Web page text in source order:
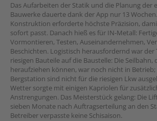
Das Aufarbeiten der Statik und die Planung der
Bauwerke dauerte dank der App nur 13
Konstruktion erforderte höchste Präzision,
sofort passt. Danach hieß es für IN-Metall:
Vormontieren, Testen, Auseinandernehmen,
Beschichten. Logistisch herausfordernd war
riesigen Bauteile auf die Baustelle: Die Seilbahn,
heraufziehen können, war noch nicht in Betrieb;
Bergstation sind nicht für die riesigen Lkw
Wetter sorgte mit einigen Kapriolen für
Anstrengungen. Das Meisterstück gelang: Die
sieben Monate nach Auftragserteilung an den
Betreiber verpasste keine Schisaison.